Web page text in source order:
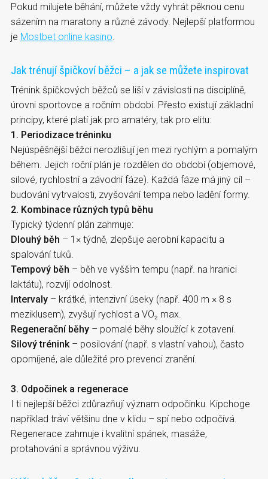
Pokud milujete běhání, můžete vždy vyhrát pěknou cenu
sázením na maratony a různé závody. Nejlepší platformou
je Mostbet online kasino
Jak trénují špičkoví běžci – a jak se můžete inspirovat
Trénink špičkových běžců se liší v závislosti na disciplíně,
úrovni sportovce a ročním období. Přesto existují základní
principy, které platí jak pro amatéry, tak pro elitu:
1. Periodizace tréninku
Nejúspěšnější běžci nerozlišují jen mezi rychlým a pomalým
během. Jejich roční plán je rozdělen do období (objemové,
silové, rychlostní a závodní fáze). Každá fáze má jiný cíl –
budování vytrvalosti, zvyšování tempa nebo ladění formy.
2. Kombinace různých typů běhu
Typický týdenní plán zahrnuje:
Dlouhý běh – 1× týdně, zlepšuje aerobní kapacitu a
spalování tuků.
Tempový běh – běh ve vyšším tempu (např. na hranici
laktátu), rozvíjí odolnost.
Intervaly – krátké, intenzivní úseky (např. 400 m × 8 s
meziklusem), zvyšují rychlost a VO₂ max.
Regenerační běhy – pomalé běhy sloužící k zotavení.
Silový trénink – posilování (např. s vlastní vahou), často
opomíjené, ale důležité pro prevenci zranění.
3. Odpočinek a regenerace
I ti nejlepší běžci zdůrazňují význam odpočinku. Kipchoge
například tráví většinu dne v klidu – spí nebo odpočívá.
Regenerace zahrnuje i kvalitní spánek, masáže,
protahování a správnou výživu.